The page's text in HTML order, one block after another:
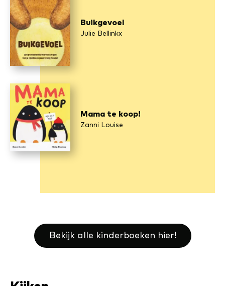
Buikgevoel
Julie Bellinkx
Mama te koop!
Zanni Louise
Bekijk alle kinderboeken hier!